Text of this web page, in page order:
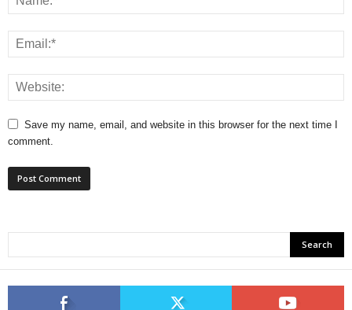
Save my name, email, and website in this browser for the next time I
comment.